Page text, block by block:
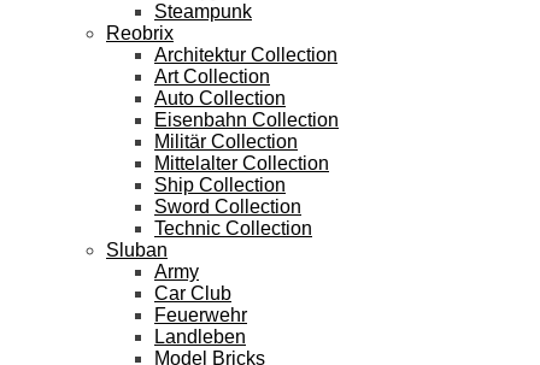
Steampunk
Reobrix
Architektur Collection
Art Collection
Auto Collection
Eisenbahn Collection
Militär Collection
Mittelalter Collection
Ship Collection
Sword Collection
Technic Collection
Sluban
Army
Car Club
Feuerwehr
Landleben
Model Bricks